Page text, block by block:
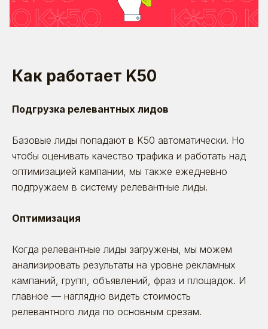
Как работает K50
Подгрузка релевантных лидов
Базовые лиды попадают в K50 автоматически. Но
чтобы оценивать качество трафика и работать над
оптимизацией кампании, мы также ежедневно
подгружаем в систему релевантные лиды.
Оптимизация
Когда релевантные лиды загружены, мы можем
анализировать результаты на уровне рекламных
кампаний, групп, объявлений, фраз и площадок. И
главное — наглядно видеть стоимость
релевантного лида по основным срезам.